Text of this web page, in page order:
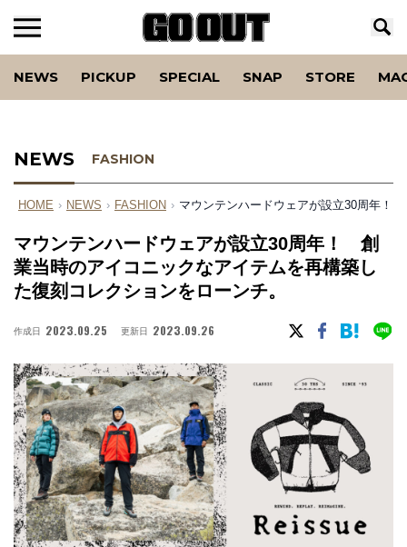
NEWS PICKUP SPECIAL SNAP STORE
NEWS FASHION
HOME › NEWS › FASHION › マウンテンハードウェアが設立30周年！
マウンテンハードウェアが設立30周年！ 創
業当時のアイコニックなアイテムを再構築し
た復刻コレクションをローンチ。
作成日 2023.09.25 更新日 2023.09.26